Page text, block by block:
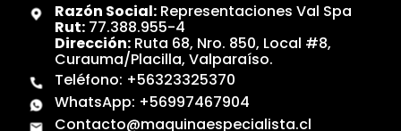
Razón Social:Representaciones Val Spa
Rut:77.388.955-4
Dirección:Ruta 68, Nro. 850, Local #8,
Curauma/Placilla, Valparaíso.
Teléfono: +56323325370
WhatsApp: +56997467904
Contacto@maquinaespecialista.cl